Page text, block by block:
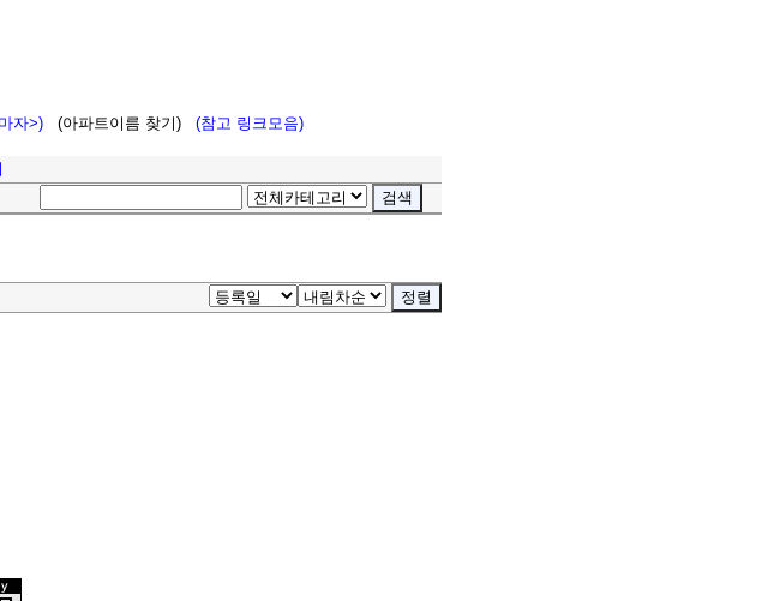
자>) (아파트이름 찾기) (참고 링크모음)